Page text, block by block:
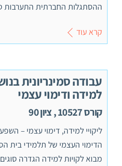
ההסתגלות החברתית התערבות
קרא עוד
עבודה סמינריונית
למידה ודימוי עצמי
קורס 10527 , ציון 90
ליקויי למידה, דימוי עצמי –
הדימוי העצמי של תלמידי בית
מבוא לקויות למידה הגדרה